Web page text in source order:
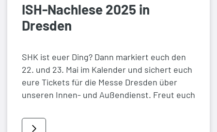
ISH-Nachlese 2025 in
Dresden
SHK ist euer Ding? Dann markiert euch den
22. und 23. Mai im Kalender und sichert euch
eure Tickets für die Messe Dresden über
unseren Innen- und Außendienst. Freut euch